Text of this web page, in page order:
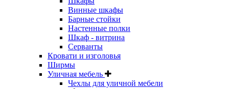
Винные шкафы
Барные стойки
Настенные полки
Шкаф - витрина
Серванты
Кровати и изголовья
Ширмы
Уличная мебель
Чехлы для уличной мебели